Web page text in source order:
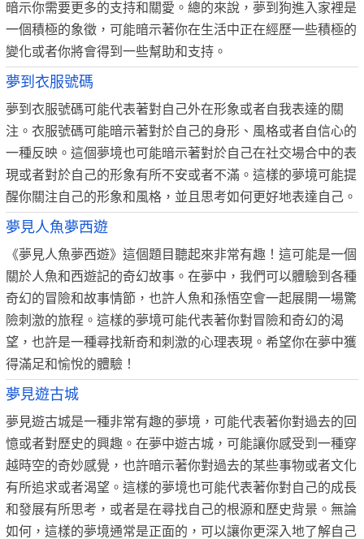
暗示你需要更多的支持和關愛。總的來說，夢到狗進入家裡是
一個積極的象徵，可能暗示著你在生活中正在經歷一些積極的
變化或者你將會得到一些幫助和支持。
夢到衣服號碼
夢到衣服號碼可能代表著對自己外在形象或者自我表達的關
注。衣服號碼可能暗示著對於自己的身形、風格或者自信心的
一種反映。這個夢境也可能暗示著對於自己在社交場合中的表
現或者對於自己的形象有所不安或者不滿。這樣的夢境可能提
醒你關注自己的形象和風格，並且思考如何更好地表達自己。
夢見人魚夢西遊
《夢見人魚夢西遊》這個題目聽起來非常有趣！這可能是一個
關於人魚和西遊記的奇幻故事。在夢中，我們可以體驗到各種
奇幻的冒險和故事情節，也許人魚和孫悟空會一起展開一場驚
險刺激的旅程。這樣的夢境可能代表著你對冒險和奇幻的渴
望，也許是一種尋找新奇和刺激的心理表現。希望你在夢中獲
得滿足和愉悅的體驗！
夢見遊古城
夢見遊古城是一種非常有趣的夢境，可能代表著你對過去的回
憶或者對歷史的興趣。在夢中遊古城，可能讓你感受到一種穿
越時空的奇妙感覺，也許暗示著你對過去的某些事物或者文化
有所追求或者渴望。這樣的夢境也可能代表著你對自己的成長
和發展有所思考，或者是在尋找自己的根源和歷史背景。無論
如何，這樣的夢境通常是正面的，可以讓你更深入地了解自己